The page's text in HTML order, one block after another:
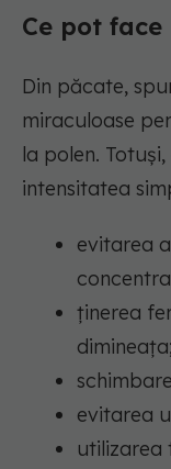
Ce pot
Din păcate,
miraculoase
la polen.
intensitatea
evitarea
ținerea
dimineața;
evitarea
utilizarea